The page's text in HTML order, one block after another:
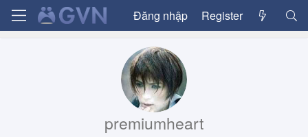
Đăng nhập Register
premiumheart